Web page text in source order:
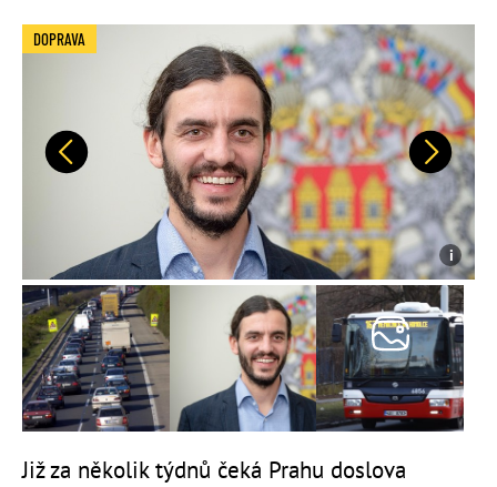
Předchozí Další
DOPRAVA
Již za několik týdnů čeká Prahu doslova